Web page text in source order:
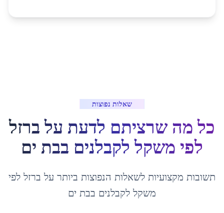
שאלות נפוצות
כל מה שרציתם לדעת על ברזל
לפי משקל לקבלנים בבת ים
תשובות מקצועיות לשאלות הנפוצות ביותר על ברזל לפי
משקל לקבלנים בבת ים